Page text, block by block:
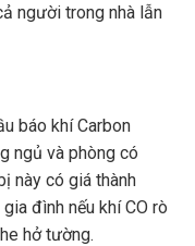
người trong nhà lẫn
báo khí Carbon
ngủ và phòng có
này có giá thành
đình nếu khí CO rò
hở tường.